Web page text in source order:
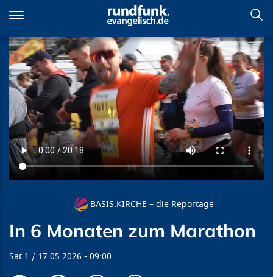
zum
Inhalt
In 6 Monaten zum Marathon
BASIS:KIRCHE – die Reportage
In 6 Monaten zum Marathon
Sat.1 17.05.2026 09:00